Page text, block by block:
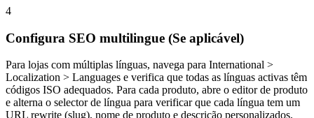
4
Configura SEO multilingue (Se aplicável)
Para lojas com múltiplas línguas, navega para International >
Localization > Languages e verifica que todas as línguas activas têm
códigos ISO adequados. Para cada produto, abre o editor de produto
e alterna o selector de língua para verificar que cada língua tem um
URL rewrite (slug), nome de produto e descrição personalizados.